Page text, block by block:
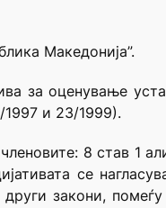
Македонија”.
за оценување
1997 и 23/1999).
8 став 1
се
закони,